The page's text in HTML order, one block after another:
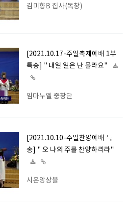
김미향B 집사(독창)
[2021.10.17-주일축제예배 1부
특송] " 내일 일은 난 몰라요"
임마누엘 중창단
[2021.10.10-주일찬양예배 특
송] " 오 나의 주를 찬양하리라"
시온앙상블